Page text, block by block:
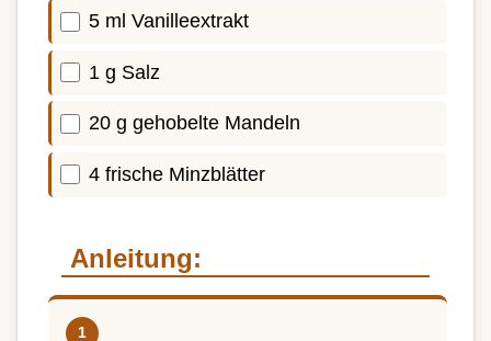
5 ml Vanilleextrakt
1 g Salz
20 g gehobelte Mandeln
4 frische Minzblätter
Anleitung: